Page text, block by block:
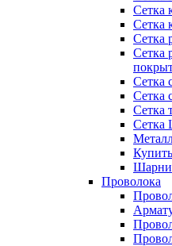
Сетка
Сетка
Сетка
Сетка
Сетка
Сетка
Сетка
Проволока